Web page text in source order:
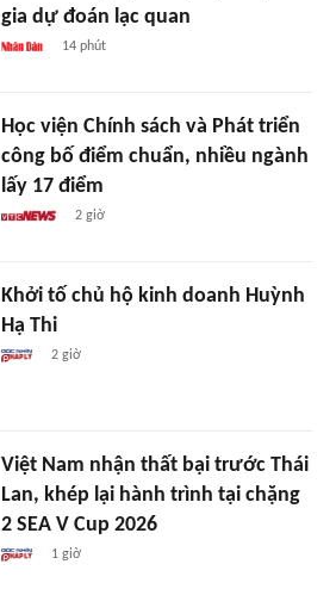
gia dự đoán lạc quan
14 phút
Học viện Chính sách và Phát triển
công bố điểm chuẩn, nhiều ngành
lấy 17 điểm
2 giờ
Khởi tố chủ hộ kinh doanh Huỳnh
Hạ Thi
2 giờ
Việt Nam nhận thất bại trước Thái
Lan, khép lại hành trình tại chặng
2 SEA V Cup 2026
1 giờ